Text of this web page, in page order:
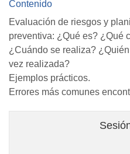
Contenido
Evaluación de riesgos y
preventiva: ¿Qué es? ¿Qué
¿Cuándo se realiza?
vez realizada?
Ejemplos prácticos.
Errores más comunes